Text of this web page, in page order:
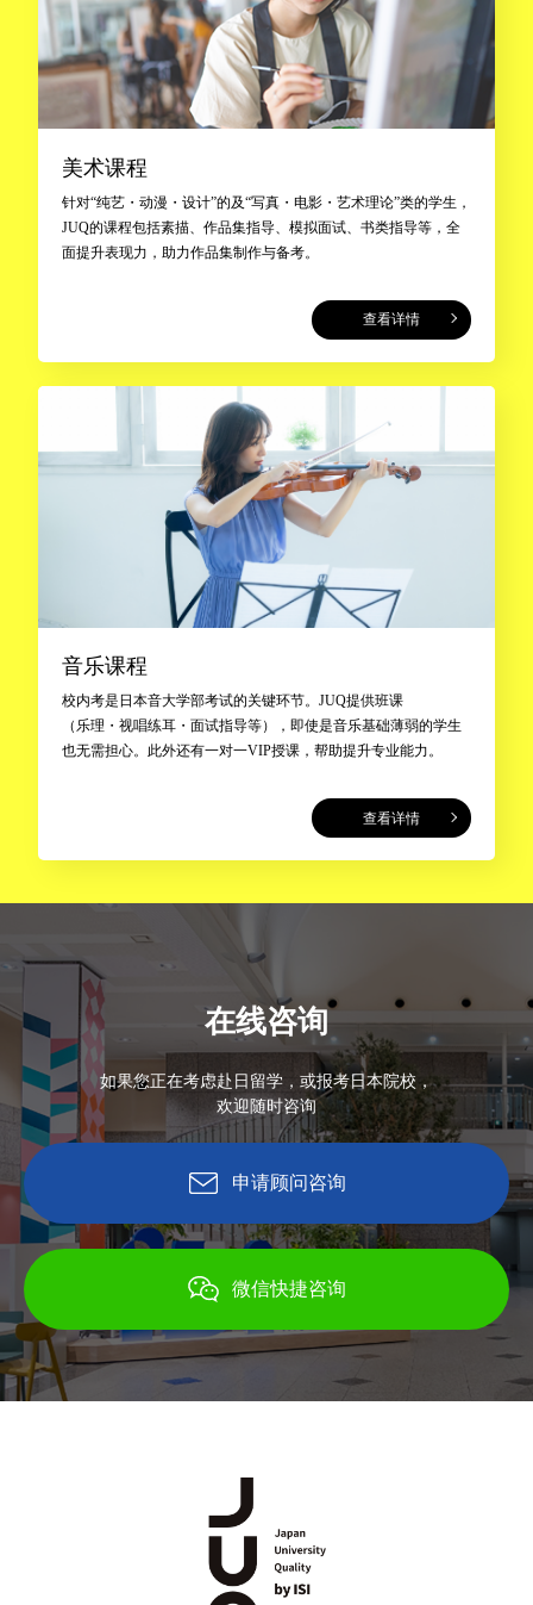
美术课程
针对“纯艺・动漫・设计”的及“写真・电影・艺术理论”类的学生，
JUQ的课程包括素描、作品集指导、模拟面试、书类指导等，全
面提升表现力，助力作品集制作与备考。
查看详情
音乐课程
校内考是日本音大学部考试的关键环节。JUQ提供班课
（乐理・视唱练耳・面试指导等），即使是音乐基础薄弱的学生
也无需担心。此外还有一对一VIP授课，帮助提升专业能力。
查看详情
在线咨询
如果您正在考虑赴日留学，或报考日本院校，
欢迎随时咨询
申请顾问咨询
微信快捷咨询